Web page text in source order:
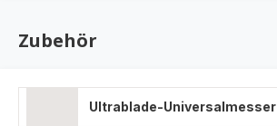
Zubehör
Ultrablade-Universalmesser